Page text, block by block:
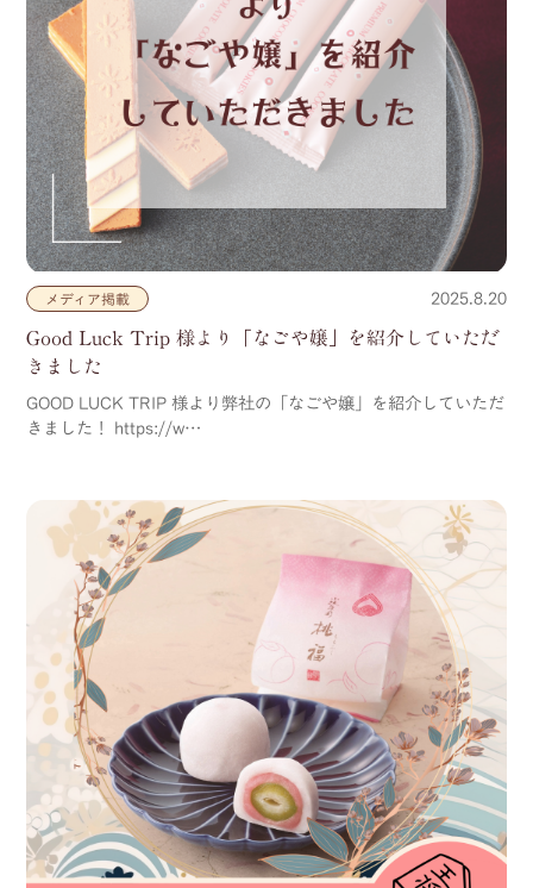
メディア掲載 2025.8.20
Good Luck Trip 様より「なごや嬢」を紹介していただ
きました
GOOD LUCK TRIP 様より弊社の「なごや嬢」を紹介していただ
きました！ https://w…